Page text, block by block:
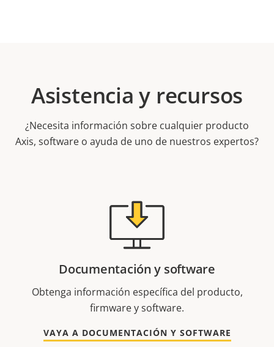
Asistencia y recursos
¿Necesita información sobre cualquier producto
Axis, software o ayuda de uno de nuestros expertos?
Documentación y software
Obtenga información específica del producto,
firmware y software.
VAYA A DOCUMENTACIÓN Y SOFTWARE